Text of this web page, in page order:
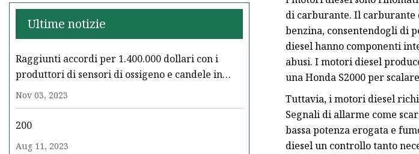
Ultime notizie
Raggiunti accordi per 1.400.000 dollari con i
produttori di sensori di ossigeno e candele in
azioni legali collettive per la fissazione dei prezzi
Nov 03, 2023
200
Aug 11, 2023
di carburante. Il carburante
benzina, consentendogli di
diesel hanno componenti
abusi. I motori diesel
una Honda S2000 per
Tuttavia, i motori diesel
Segnali di allarme come
bassa potenza erogata e
diesel un controllo tanto